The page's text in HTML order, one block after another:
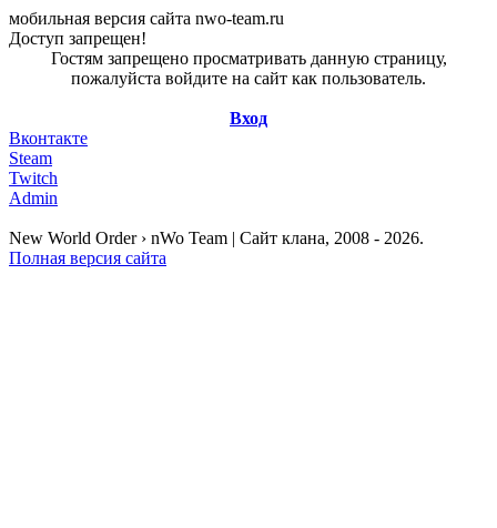
мобильная версия сайта nwo-team.ru
Доступ запрещен!
Гостям запрещено просматривать данную страницу,
пожалуйста войдите на сайт как пользователь.
Вход
Вконтакте
Steam
Twitch
Admin
New World Order › nWo Team | Сайт клана, 2008 - 2026.
Полная версия сайта